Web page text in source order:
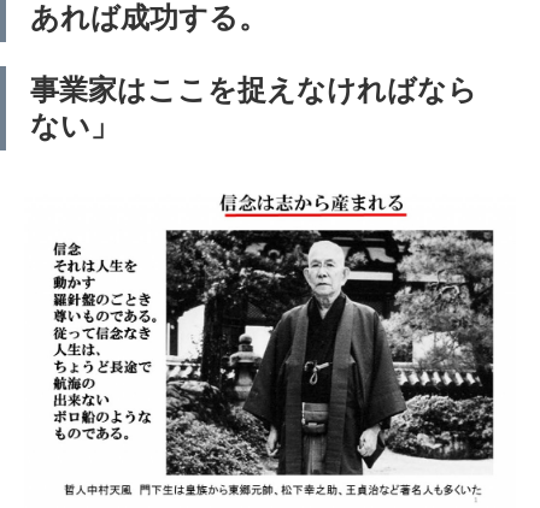
あれば成功する。
事業家はここを捉えなければなら
ない」